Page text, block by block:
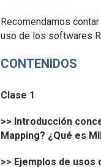
Recomendamos
uso de los softwares
CONTENIDOS
Clase 1
>> Introducción
Mapping? ¿Qué es
>> Ejemplos de usos